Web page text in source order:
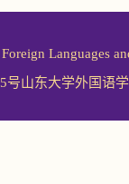
Languages
号山东大学外国语